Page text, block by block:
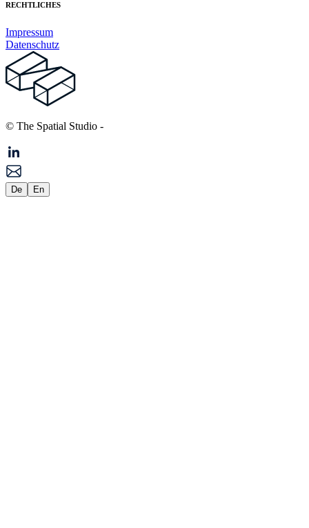
RECHTLICHES
Impressum
Datenschutz
© The Spatial Studio -
De En